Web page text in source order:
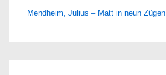
Mendheim, Julius – Matt in neun Zügen